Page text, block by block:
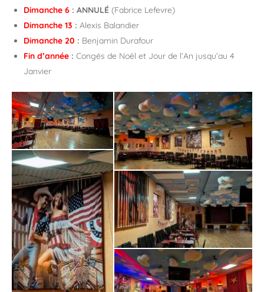
Dimanche 6 : ANNULÉ (Fabrice Lefevre)
Dimanche 13 : Alexis Balandier
Dimanche 20 : Benjamin Durafour
Fin d’année : Congés de Noël et Jour de l’An jusqu’au 4
Janvier